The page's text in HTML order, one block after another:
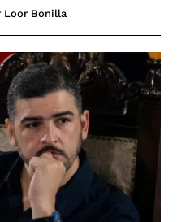
Loor Bonilla